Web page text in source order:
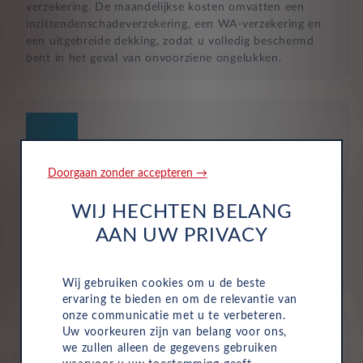
verzekering. De maandelijkse kosten omvatten een
inzittendenschadeverzekering, een WA-verzekering en
een uitgebreide dekking, zodat u volledig beschermd
bent in het geval van onvoorziene ongelukken.
Bij zakelijke lease is de leasemaatschappij eigenaar van
de auto en betaalt u een vast maandbedrag. Hierdoor
Doorgaan zonder accepteren →
WIJ HECHTEN BELANG
AAN UW PRIVACY
Wij gebruiken cookies om u de beste
ervaring te bieden en om de relevantie van
onze communicatie met u te verbeteren.
Uw voorkeuren zijn van belang voor ons,
we zullen alleen de gegevens gebruiken